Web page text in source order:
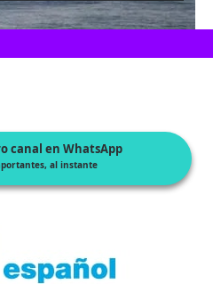
el artículo
canal en WhatsApp
al instante